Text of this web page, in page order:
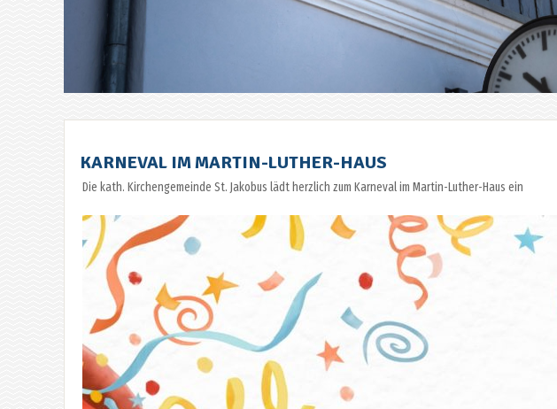
KARNEVAL IM MARTIN-LUTHER-HAUS
Die kath. Kirchengemeinde St. Jakobus lädt herzlich zum Karneval im Martin-Luther-Haus ein